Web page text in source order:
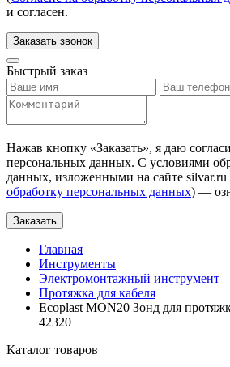
и согласен.
Заказать звонок
Быстрый заказ
Нажав кнопку «Заказать», я даю
персональных данных. С условиями
данных, изложенными на сайте silvar.ru
обработку персональных данных) —
Заказать
Главная
Инструменты
Электромонтажный инструмент
Протяжка для кабеля
Ecoplast MON20 Зонд для
42320
Каталог товаров